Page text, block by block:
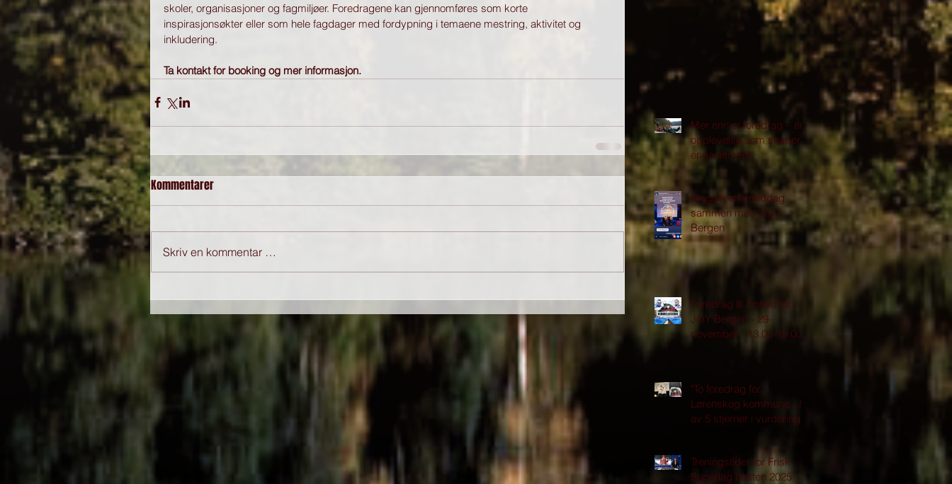
skoler, organisasjoner og fagmiljøer. Foredragene kan gjennomføres som korte
inspirasjonsøkter eller som hele fagdager med fordypning i temaene mestring, aktivitet og
inkludering.
Ta kontakt for booking og mer informasjon.
Kommentarer
Skriv en kommentar …
Mer enn et foredrag – en
opplevelse som skaper
engasjement
Magisk ettermiddag
sammen med Joy i
Bergen
Foredrag til inntekt for
JOY Bergen - 29-
november - 13.00-15.00
"To foredrag for
Lørenskog kommune - 5
av 5 stjerner i vurdering"
Treningstider for Frisk
Superlag høsten 2025